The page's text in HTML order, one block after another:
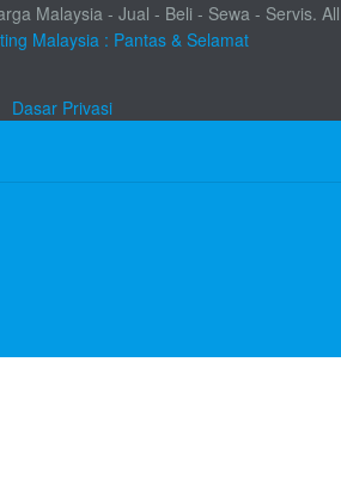
Malaysia - Jual - Beli - Sewa - Servis.
Malaysia : Pantas & Selamat
Dasar Privasi